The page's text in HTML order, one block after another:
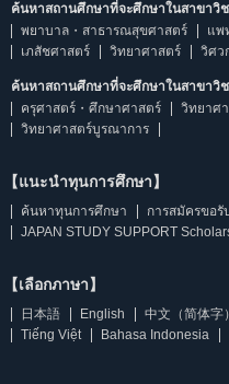
ค้นหาสถานศึกษาที่จะศึกษาในสาขาวิ
พยาบาล・สาธารณสุขศาสตร์
แพ
เภสัชศาสตร์
วิทยาศาสตร์ วิศว
ค้นหาสถานศึกษาที่จะศึกษาในสาขาวิ
ครุศาสตร์・ศึกษาศาสตร์
วิทยาศ
วิทยาศาสตร์บูรณาการ
【แนะนำทุนการศึกษา】
ค้นหาทุนการศึกษา
การสมัครขอ
JAPAN STUDY SUPPORT
【เลือกภาษา】
日本語 English 中文（简体字）
Tiếng Việt
Bahasa Indonesia